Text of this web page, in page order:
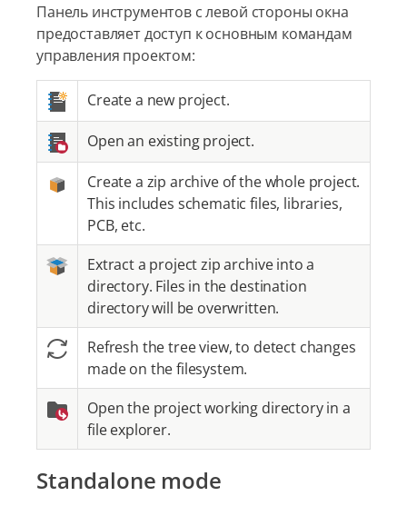
Панель инструментов с левой стороны окна
предоставляет доступ к основным командам
управления проектом:
Create a new project.
Open an existing project.
Create a zip archive of the whole project.
This includes schematic files, libraries,
PCB, etc.
Extract a project zip archive into a
directory. Files in the destination
directory will be overwritten.
Refresh the tree view, to detect changes
made on the filesystem.
Open the project working directory in a
file explorer.
Standalone mode